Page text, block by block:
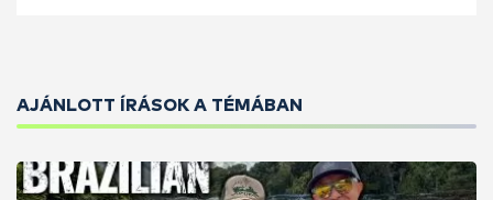
AJÁNLOTT ÍRÁSOK A TÉMÁBAN